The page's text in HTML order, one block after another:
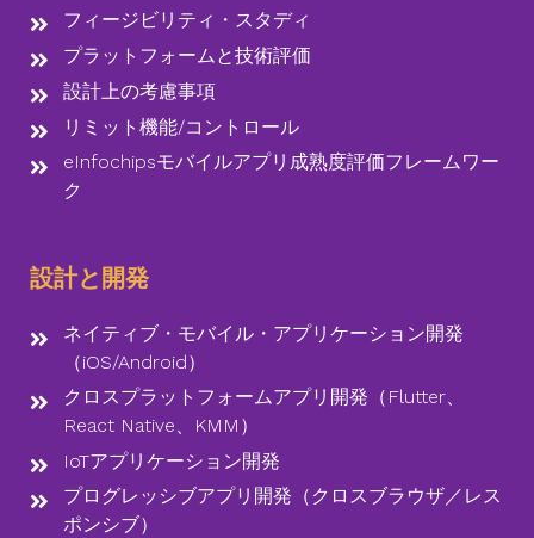
フィージビリティ・スタディ
プラットフォームと技術評価
設計上の考慮事項
リミット機能/コントロール
eInfochipsモバイルアプリ成熟度評価フレームワー
ク
設計と開発
ネイティブ・モバイル・アプリケーション開発
（iOS/Android）
クロスプラットフォームアプリ開発（Flutter、
React Native、KMM）
IoTアプリケーション開発
プログレッシブアプリ開発（クロスブラウザ／レス
ポンシブ）